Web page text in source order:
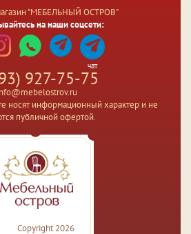
"МЕБЕЛЬНЫЙ ОСТРОВ"
на наши соцсети:
чат
927-75-75
носят информационный характер и не
публичной офертой.
Copyright 2026